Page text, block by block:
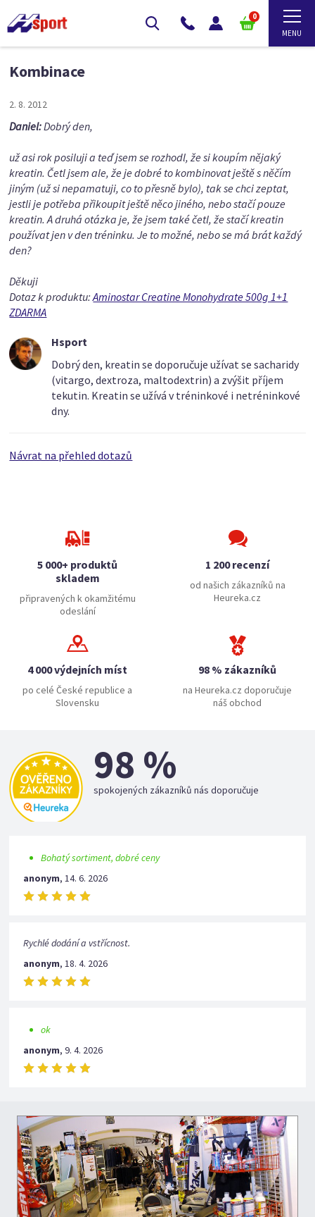
0
Kombinace
2. 8. 2012
Daniel:Dobrý den,
už asi rok posiluji a teď jsem se rozhodl, že si koupím nějaký
kreatin. Četl jsem ale, že je dobré to kombinovat ještě s něčím
jiným (už si nepamatuji, co to přesně bylo), tak se chci zeptat,
jestli je potřeba přikoupit ještě něco jiného, nebo stačí pouze
kreatin. A druhá otázka je, že jsem také četl, že stačí kreatin
používat jen v den tréninku. Je to možné, nebo se má brát každý
den?
Děkuji
Dotaz k produktu:Aminostar Creatine Monohydrate 500g 1+1
ZDARMA
Hsport
Dobrý den, kreatin se doporučuje užívat se sacharidy
(vitargo, dextroza, maltodextrin) a zvýšit příjem
tekutin. Kreatin se užívá v tréninkové i netréninkové
dny.
Návrat na přehled dotazů
5 000+ produktů
skladem
připravených k okamžitému
odeslání
1 200 recenzí
od našich zákazníků na
Heureka.cz
4 000 výdejních míst
po celé České republice a
Slovensku
98 % zákazníků
na Heureka.cz doporučuje
náš obchod
98 %
spokojených zákazníků nás doporučuje
Bohatý sortiment, dobré ceny
anonym,14. 6. 2026
Rychlé dodání a vstřícnost.
anonym,18. 4. 2026
ok
anonym,9. 4. 2026